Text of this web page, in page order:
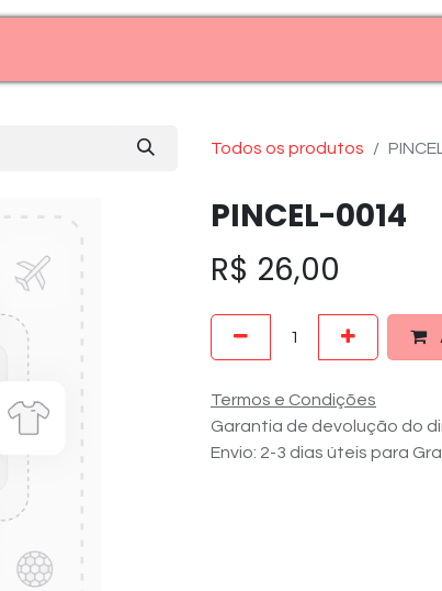
Todos os produtos
PINCEL-0014
R$ 26,00
Termos e Condições
Garantia de devolução do
Envio: 2-3 dias úteis para